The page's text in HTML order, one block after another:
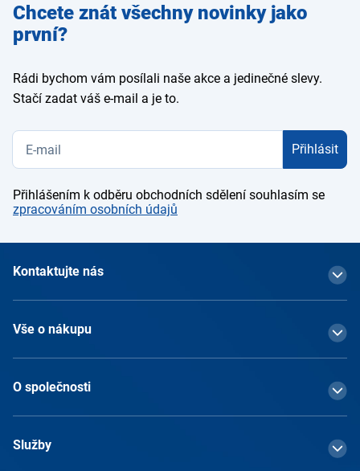
Zadejte
e-mail
Chcete znát všechny novinky jako
první?
Rádi bychom vám posílali naše akce a jedinečné slevy.
Stačí zadat váš e-mail a je to.
Přihlásit
Přihlášením k odběru obchodních sdělení souhlasím se
zpracováním osobních údajů
Kontaktujte nás
Vše o nákupu
O společnosti
Služby